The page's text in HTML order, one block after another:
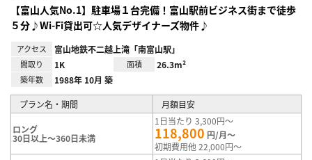
【富山人気No.1】駐車場１台完備！富山駅前ビジネス街まで徒歩
５分♪Wi-Fi貸出可☆人気デザイナーズ物件♪
アクセス 富山地鉄不二越上滝「南富山駅」
間取り 1K 面積 26.3m²
築年数 1988年 10月 築
プラン名・期間 月額目安
ロング
30日以上～360日未満
1日当たり 3,300円～
118,800 円/月～
初期費用他 22,000円～